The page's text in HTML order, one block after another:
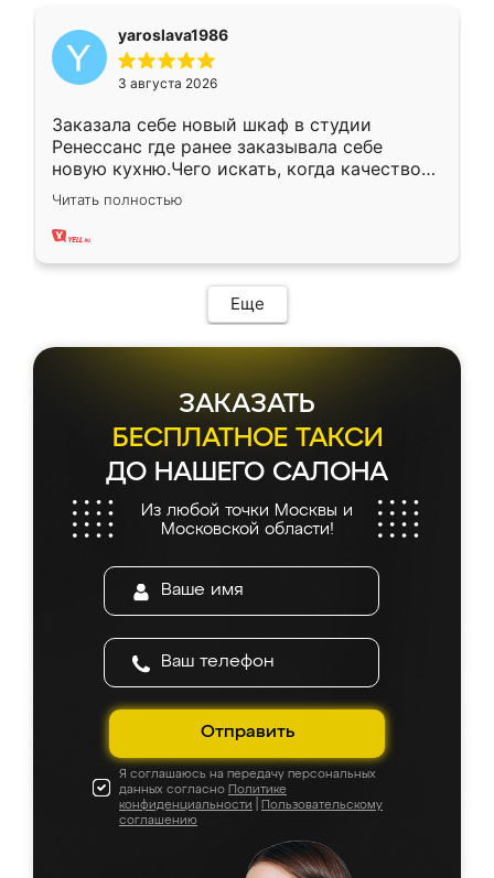
yaroslava1986
3 августа 2026
Заказала себе новый шкаф в студии
Ренессанс где ранее заказывала себе
новую кухню.Чего искать, когда качеством
вполне довольна. Служит кухня уже почти
два года, нареканий нет.
Читать полностью
Еще
ЗАКАЗАТЬ
БЕСПЛАТНОЕ ТАКСИ
ДО НАШЕГО САЛОНА
Из любой точки Москвы и
Московской области!
Отправить
Я соглашаюсь на передачу персональных
данных согласно Политике
конфиденциальности
Пользовательскому
соглашению